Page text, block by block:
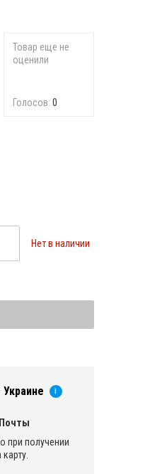
Товар еще не
оценили
Голосов: 0
Нет в наличии
i
при получении